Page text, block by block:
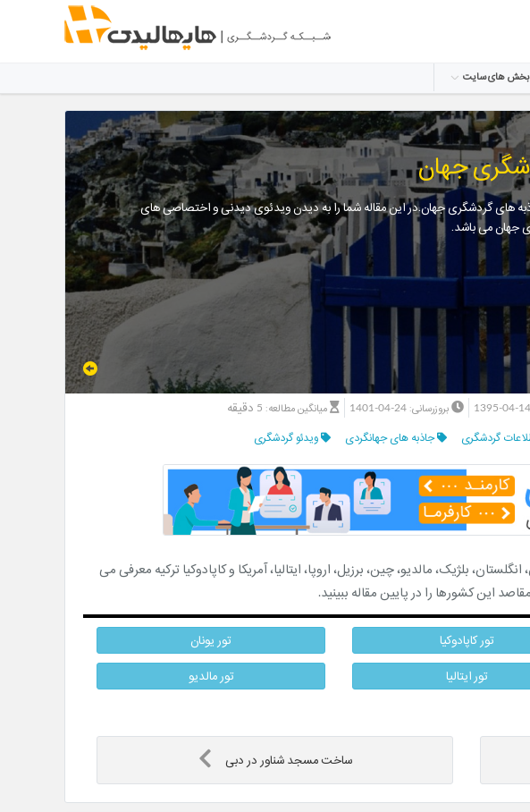
بخش های سایت
جهان
های گردشگری جهان.در این مقاله شما را به دیدن ویدئوی دیدنی و اختصاصی های
جهان می باشد.
1395-04-14 بروزرسانی: 1401-04-24 میانگین مطالعه: 5 دقیقه
گردشگری جاذبه های جهانگردی ویدئو گردشگری
بلژیک، مالدیو، چین، برزیل، اروپا، ایتالیا، آمریکا و کاپادوکیا ترکیه معرفی می
این کشورها را در پایین مقاله ببینید.
تور کاپادوکیا تور یونان
تور ایتالیا تور مالدیو
ساخت مسجد شناور در دبی